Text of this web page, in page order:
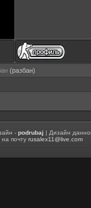
(разбан)
-podrubaj | Дизайн
на почтуrusalex11@live.com